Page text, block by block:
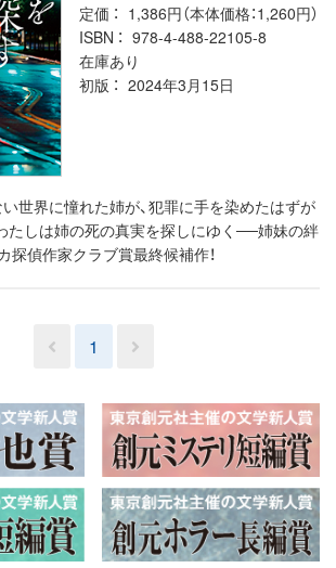
定価
1,386円（本体価格：1,260円）
ISBN
978-4-488-22105-8
在庫あり
初版
2024年3月15日
世界に憧れた姉が、犯罪に手を染めたはずが
たしは姉の死の真実を探しにゆく──姉妹の絆
探偵作家クラブ賞最終候補作！
1